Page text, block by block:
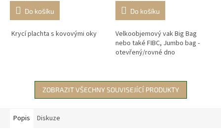
Do košíku
Krycí plachta s kovovými oky
Do košíku
Velkoobjemový vak Big Bag
nebo také FIBC, Jumbo bag -
otevřený/rovné dno
ZOBRAZIT VŠECHNY SOUVISEJÍCÍ PRODUKTY
Popis Diskuze